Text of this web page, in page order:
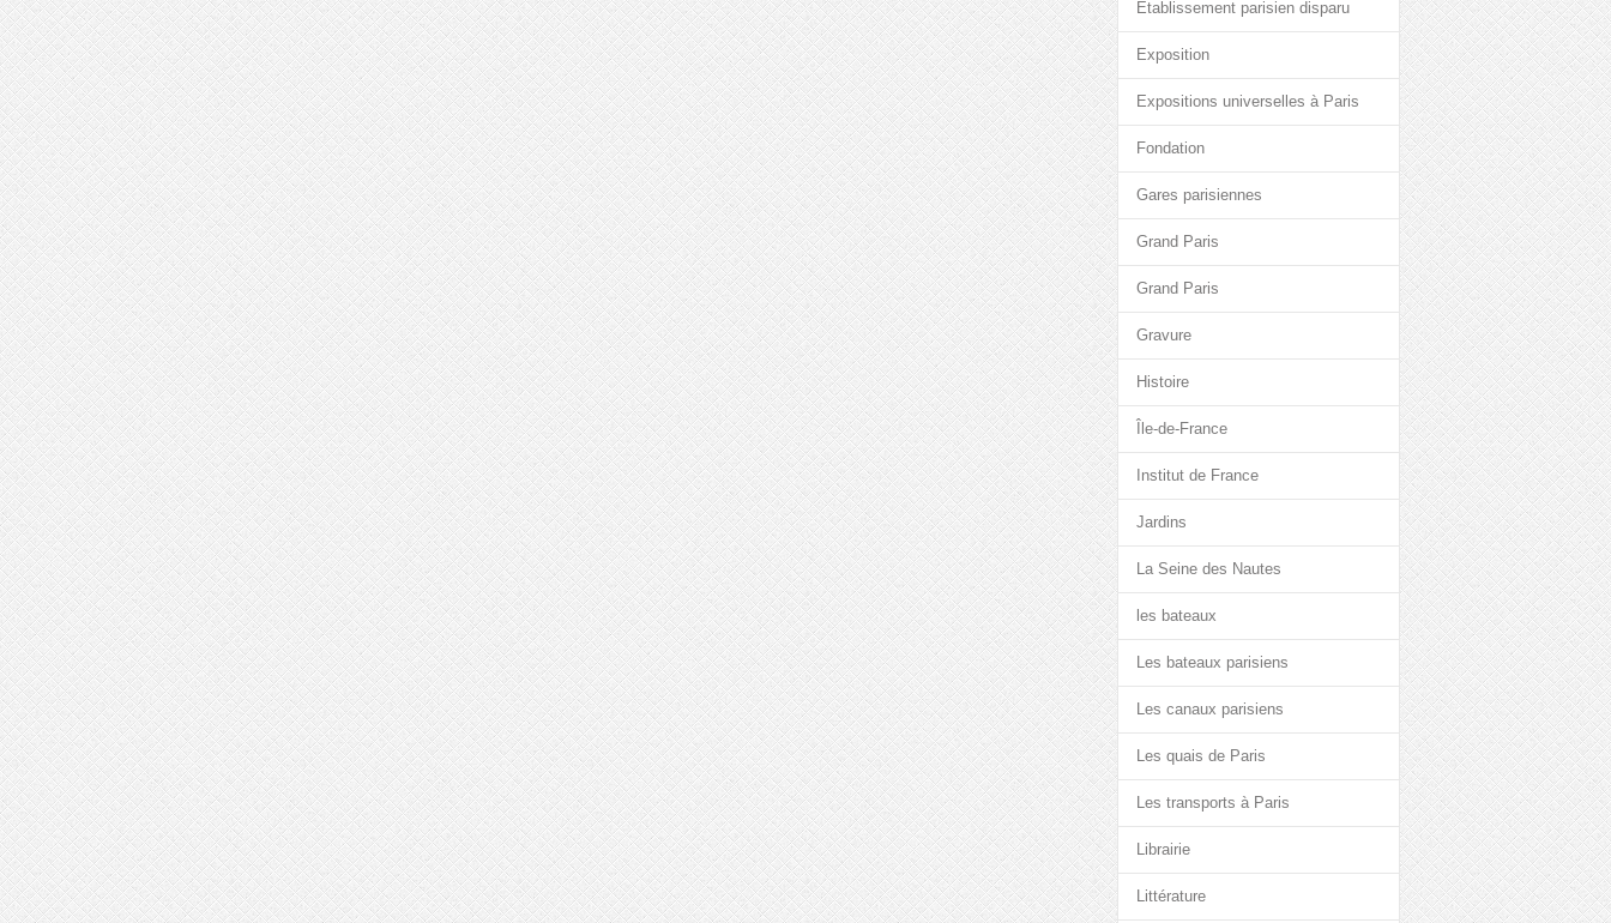
Etablissement parisien disparu
Exposition
Expositions universelles à Paris
Fondation
Gares parisiennes
Grand Paris
Grand Paris
Gravure
Histoire
Île-de-France
Institut de France
Jardins
La Seine des Nautes
les bateaux
Les bateaux parisiens
Les canaux parisiens
Les quais de Paris
Les transports à Paris
Librairie
Littérature